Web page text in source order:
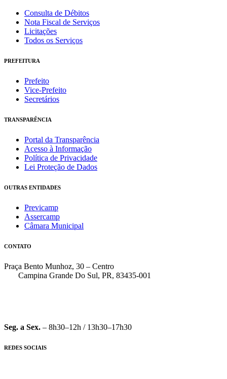
Consulta de Débitos
Nota Fiscal de Serviços
Licitações
Todos os Serviços
PREFEITURA
Prefeito
Vice-Prefeito
Secretários
TRANSPARÊNCIA
Portal da Transparência
Acesso à Informação
Política de Privacidade
Lei Proteção de Dados
OUTRAS ENTIDADES
Previcamp
Assercamp
Câmara Municipal
CONTATO
Praça Bento Munhoz, 30 – Centro
Campina Grande Do Sul, PR, 83435-001
Seg. a Sex. – 8h30–12h / 13h30–17h30
REDES SOCIAIS